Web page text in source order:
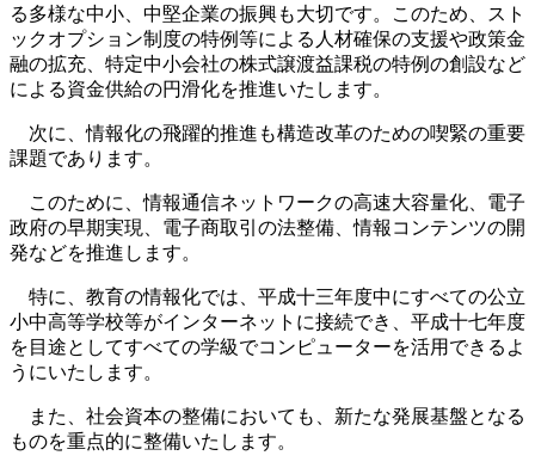
る多様な中小、中堅企業の振興も大切です。このため、スト
ックオプション制度の特例等による人材確保の支援や政策金
融の拡充、特定中小会社の株式譲渡益課税の特例の創設など
による資金供給の円滑化を推進いたします。
次に、情報化の飛躍的推進も構造改革のための喫緊の重要
課題であります。
このために、情報通信ネットワークの高速大容量化、電子
政府の早期実現、電子商取引の法整備、情報コンテンツの開
発などを推進します。
特に、教育の情報化では、平成十三年度中にすべての公立
小中高等学校等がインターネットに接続でき、平成十七年度
を目途としてすべての学級でコンピューターを活用できるよ
うにいたします。
また、社会資本の整備においても、新たな発展基盤となる
ものを重点的に整備いたします。